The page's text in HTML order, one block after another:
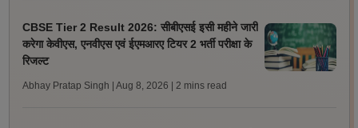
CBSE Tier 2 Result 2026: सीबीएसई इसी महीने जारी
करेगा केवीएस, एनवीएस एवं ईएमआरए टियर 2 भर्ती परीक्षा के
रिजल्ट
Abhay Pratap Singh | Aug 8, 2026 | 2 mins read